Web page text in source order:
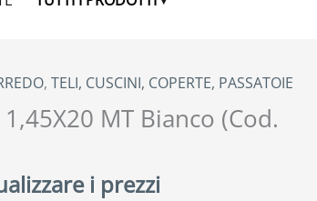
, TELI, CUSCINI, COPERTE, PASSATOIE
1,45X20 MT Bianco (Cod.
i prezzi